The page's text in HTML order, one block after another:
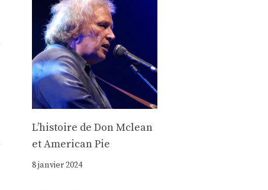
Lʼhistoire de Don Mclean
et American Pie
8 janvier 2024